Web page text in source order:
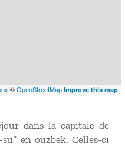
©OpenStreetMap Improve this map
dans la capitale de
en ouzbek. Celles-ci